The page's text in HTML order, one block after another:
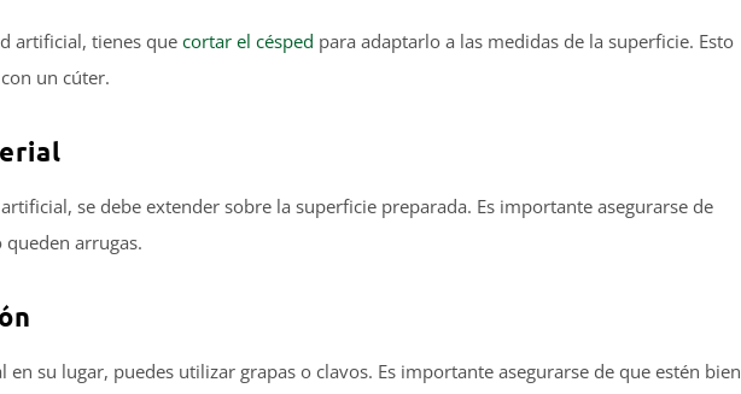
artificial, tienes quecortar el césped para adaptarlo a las medidas de la superficie. Esto
un cúter.
se debe extender sobre la superficie preparada. Es importante asegurarse de
arrugas.
en su lugar, puedes utilizar grapas o clavos. Es importante asegurarse de que estén bien